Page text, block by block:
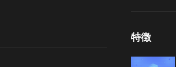
特徴